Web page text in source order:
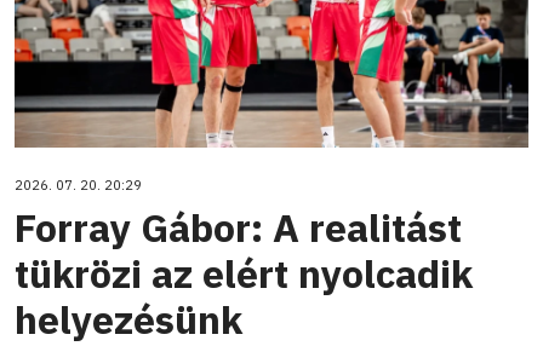
2026. 07. 20. 20:29
Forray Gábor: A realitást
tükrözi az elért nyolcadik
helyezésünk